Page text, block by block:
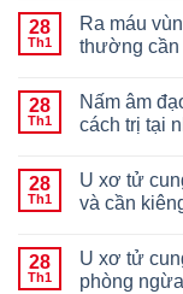
28
Th1
Ra máu
thường cần
28
Th1
Nấm âm
cách trị tại
28
Th1
U xơ tử
và cần
28
Th1
U xơ tử
phòng ngừa